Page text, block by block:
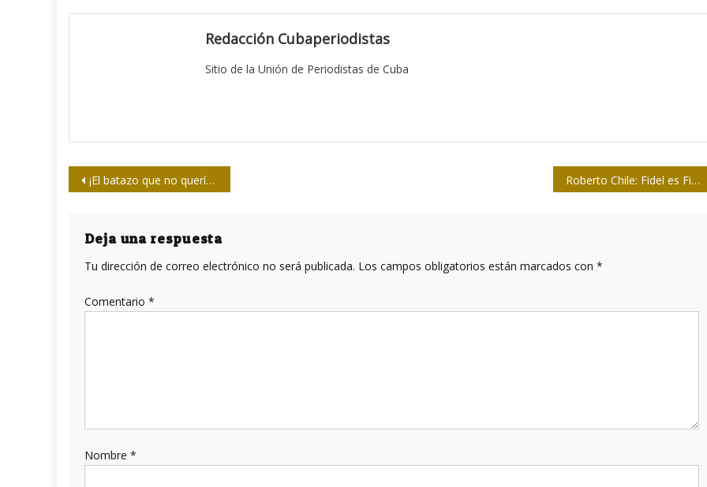
Redacción Cubaperiodistas
Sitio de la Unión de Periodistas de Cuba
Navegación
entradas
¡El batazo que no queríamos! Roberto Chile: Fidel es Fidel
Deja una respuesta
Tu dirección de correo electrónico no será publicada. Los campos obligatorios están marcados con *
Comentario *
Nombre *